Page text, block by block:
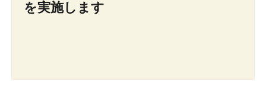
を実施します